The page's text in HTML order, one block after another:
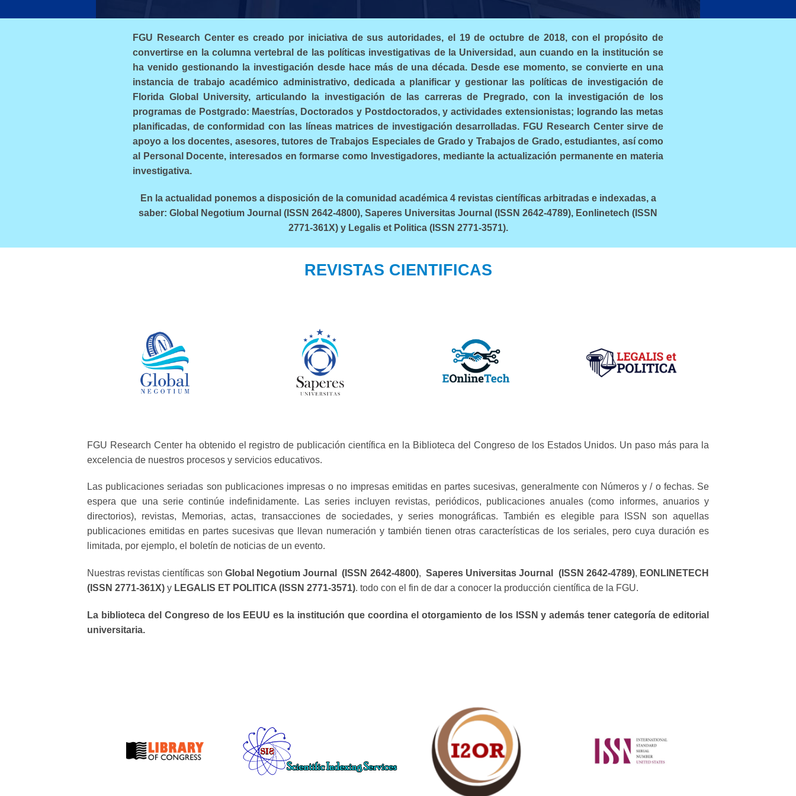
FGU Research Center es creado por iniciativa de sus autoridades, el 19 de octubre de 2018, con el propósito de
convertirse en la columna vertebral de las políticas investigativas de la Universidad, aun cuando en la institución se
ha venido gestionando la investigación desde hace más de una década. Desde ese momento, se convierte en una
instancia de trabajo académico administrativo, dedicada a planificar y gestionar las políticas de investigación de
Florida Global University, articulando la investigación de las carreras de Pregrado, con la investigación de los
programas de Postgrado: Maestrías, Doctorados y Postdoctorados, y actividades extensionistas; logrando las metas
planificadas, de conformidad con las líneas matrices de investigación desarrolladas. FGU Research Center sirve de
apoyo a los docentes, asesores, tutores de Trabajos Especiales de Grado y Trabajos de Grado, estudiantes, así como
al Personal Docente, interesados en formarse como Investigadores, mediante la actualización permanente en materia
investigativa.
En la actualidad ponemos a disposición de la comunidad académica 4 revistas científicas arbitradas e indexadas, a
saber: Global Negotium Journal (ISSN 2642-4800), Saperes Universitas Journal (ISSN 2642-4789), Eonlinetech (ISSN
2771-361X) y Legalis et Politica (ISSN 2771-3571).
REVISTAS CIENTIFICAS
FGU Research Center ha obtenido el registro de publicación científica en la Biblioteca del Congreso de los Estados Unidos. Un paso más para la
excelencia de nuestros procesos y servicios educativos.
Las publicaciones seriadas son publicaciones impresas o no impresas emitidas en partes sucesivas, generalmente con Números y / o fechas. Se
espera que una serie continúe indefinidamente. Las series incluyen revistas, periódicos, publicaciones anuales (como informes, anuarios y
directorios), revistas, Memorias, actas, transacciones de sociedades, y series monográficas. También es elegible para ISSN son aquellas
publicaciones emitidas en partes sucesivas que llevan numeración y también tienen otras características de los seriales, pero cuya duración es
limitada, por ejemplo, el boletín de noticias de un evento.
Nuestras revistas científicas son Global Negotium Journal (ISSN 2642-4800), Saperes Universitas Journal (ISSN 2642-4789), EONLINETECH
(ISSN 2771-361X) y LEGALIS ET POLITICA (ISSN 2771-3571). todo con el fin de dar a conocer la producción científica de la FGU.
La biblioteca del Congreso de los EEUU es la institución que coordina el otorgamiento de los ISSN y además tener categoría de editorial
universitaria.